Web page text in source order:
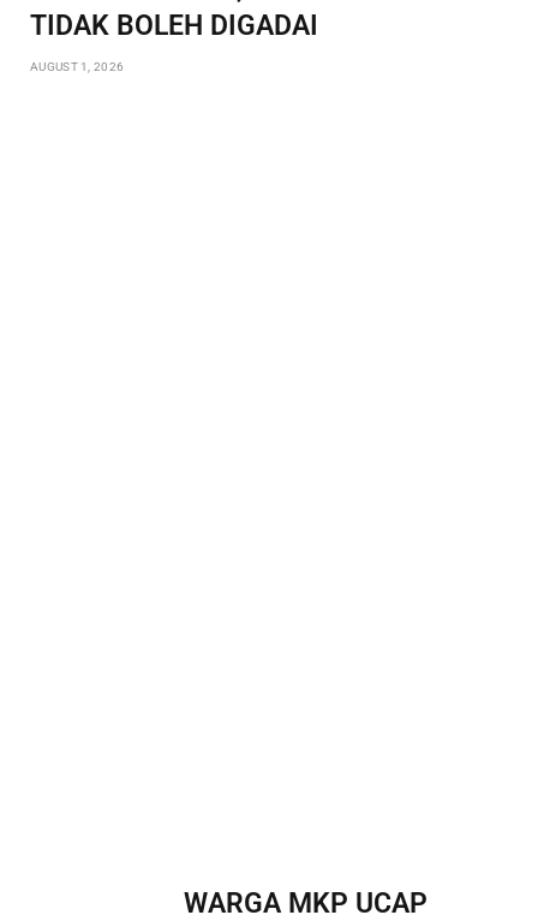
TIDAK BOLEH DIGADAI
AUGUST 1, 2026
WARGA MKP UCAP